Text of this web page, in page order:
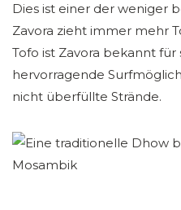
Dies ist einer der weniger
Zavora zieht immer mehr
Tofo ist Zavora bekannt
hervorragende
nicht überfüllte Strände.